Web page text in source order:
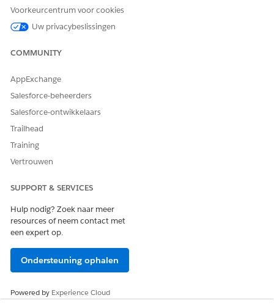
U kunt ook actieplansjablonen maken voor
aan de actieplansjabloon en de sjabloon vervolgens
zorgplan, omvat het zorgplan ook de taak.
met taken Taken en documenten
actieplansjablonen met programma- en casebeheer.
HEEFT DIT ARTIKEL UW PROBLEEM OPGELOST?
Voorkeurcentrum voor cookies
Uw privacybeslissingen
COMMUNITY
AppExchange
Salesforce-beheerders
Salesforce-ontwikkelaars
Trailhead
Training
Vertrouwen
SUPPORT & SERVICES
Hulp nodig? Zoek naar meer
resources of neem contact met
een expert op.
Ondersteuning ophalen
Powered by Experience Cloud